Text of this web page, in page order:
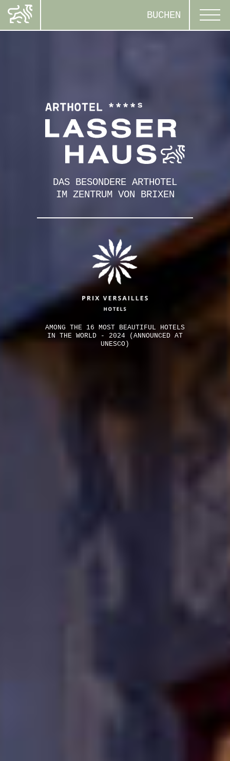
BUCHEN
DAS BESONDERE ARTHOTEL
IM ZENTRUM VON BRIXEN
AMONG THE 16 MOST BEAUTIFUL HOTELS
IN THE WORLD - 2024 (ANNOUNCED AT
UNESCO)